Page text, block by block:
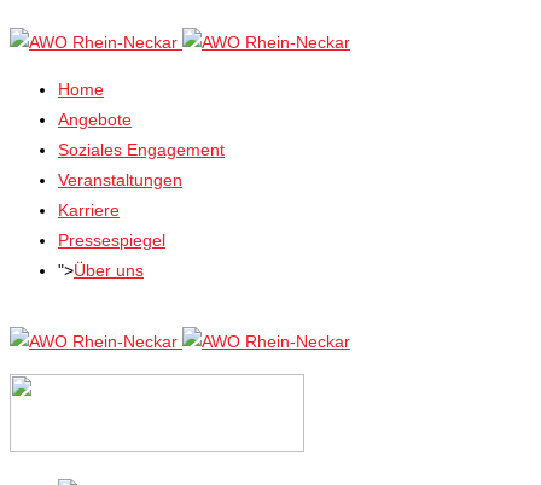
Home
Angebote
Soziales Engagement
Veranstaltungen
Karriere
Pressespiegel
">Über uns